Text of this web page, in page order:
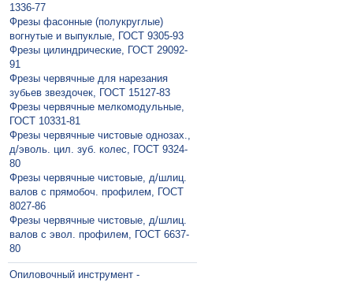
1336-77
Фрезы фасонные (полукруглые)
вогнутые и выпуклые, ГОСТ 9305-93
Фрезы цилиндрические, ГОСТ 29092-
91
Фрезы червячные для нарезания
зубьев звездочек, ГОСТ 15127-83
Фрезы червячные мелкомодульные,
ГОСТ 10331-81
Фрезы червячные чистовые однозах.,
д/эволь. цил. зуб. колес, ГОСТ 9324-
80
Фрезы червячные чистовые, д/шлиц.
валов с прямобоч. профилем, ГОСТ
8027-86
Фрезы червячные чистовые, д/шлиц.
валов с эвол. профилем, ГОСТ 6637-
80
Опиловочный инструмент -